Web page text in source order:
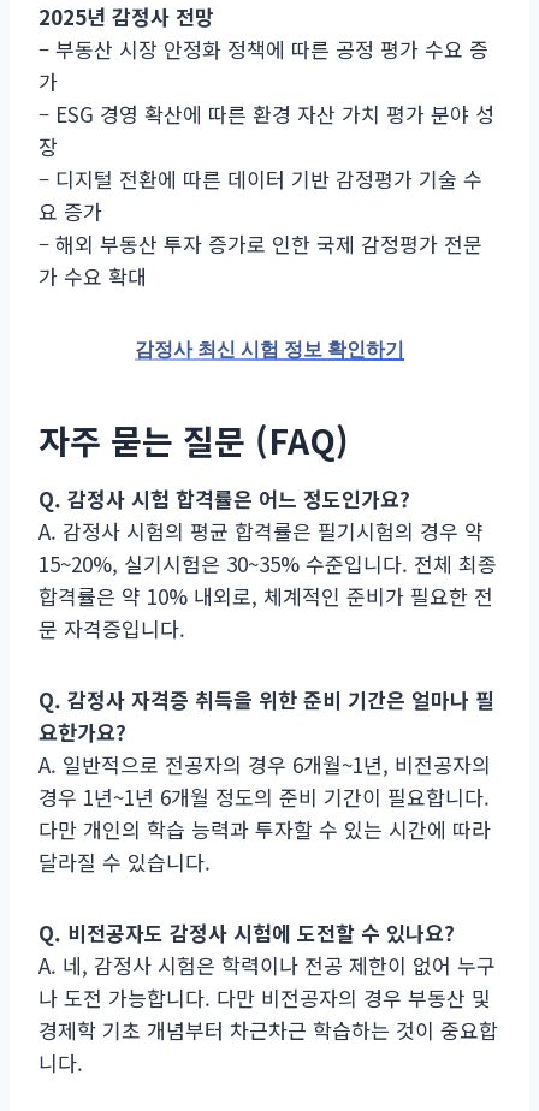
2025년 감정사 전망
– 부동산 시장 안정화 정책에 따른 공정 평가 수요 증
가
– ESG 경영 확산에 따른 환경 자산 가치 평가 분야 성
장
– 디지털 전환에 따른 데이터 기반 감정평가 기술 수
요 증가
– 해외 부동산 투자 증가로 인한 국제 감정평가 전문
가 수요 확대
감정사 최신 시험 정보 확인하기
자주 묻는 질문 (FAQ)
Q. 감정사 시험 합격률은 어느 정도인가요?
A. 감정사 시험의 평균 합격률은 필기시험의 경우 약
15~20%, 실기시험은 30~35% 수준입니다. 전체 최종
합격률은 약 10% 내외로, 체계적인 준비가 필요한 전
문 자격증입니다.
Q. 감정사 자격증 취득을 위한 준비 기간은 얼마나 필
요한가요?
A. 일반적으로 전공자의 경우 6개월~1년, 비전공자의
경우 1년~1년 6개월 정도의 준비 기간이 필요합니다.
다만 개인의 학습 능력과 투자할 수 있는 시간에 따라
달라질 수 있습니다.
Q. 비전공자도 감정사 시험에 도전할 수 있나요?
A. 네, 감정사 시험은 학력이나 전공 제한이 없어 누구
나 도전 가능합니다. 다만 비전공자의 경우 부동산 및
경제학 기초 개념부터 차근차근 학습하는 것이 중요합
니다.